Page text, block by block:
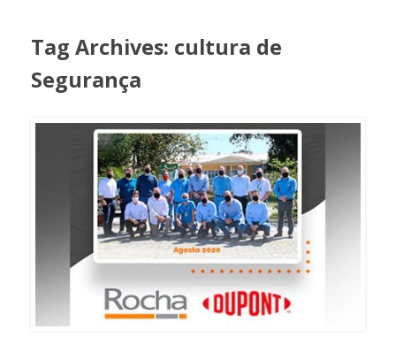
Tag Archives: cultura de
Segurança